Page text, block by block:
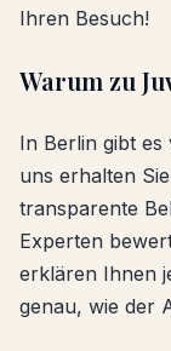
Ihren Besuch!
Warum zu
In Berlin gibt
uns erhalten
transparente
Experten
erklären Ihnen
genau, wie der